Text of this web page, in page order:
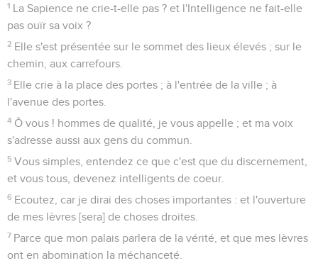
1 La Sapience ne crie-t-elle pas ? et l'Intelligence ne fait-elle
pas ouïr sa voix ?
2 Elle s'est présentée sur le sommet des lieux élevés ; sur le
chemin, aux carrefours.
3 Elle crie à la place des portes ; à l'entrée de la ville ; à
l'avenue des portes.
4 Ô vous ! hommes de qualité, je vous appelle ; et ma voix
s'adresse aussi aux gens du commun.
5 Vous simples, entendez ce que c'est que du discernement,
et vous tous, devenez intelligents de coeur.
6 Ecoutez, car je dirai des choses importantes : et l'ouverture
de mes lèvres [sera] de choses droites.
7 Parce que mon palais parlera de la vérité, et que mes lèvres
ont en abomination la méchanceté.